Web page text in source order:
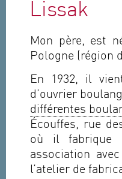
Lissak
Mon père, est
Pologne (région
En 1932, il
d’ouvrier
différentes
Écouffes, rue
où il fabrique
association
l’atelier de